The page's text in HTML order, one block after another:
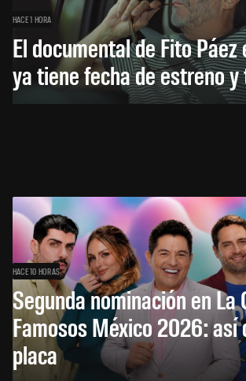
HACE 1 HORA
El documental de Fito
ya tiene fecha de estreno
HACE 10 HORAS
Segunda nominación en La
Famosos México 2026: así
placa